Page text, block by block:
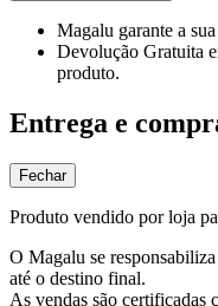
Magalu garante a
Devolução Gratuita
produto.
Entrega e
Fechar
Produto vendido por loja
O Magalu se
até o destino final.
As vendas são certificadas